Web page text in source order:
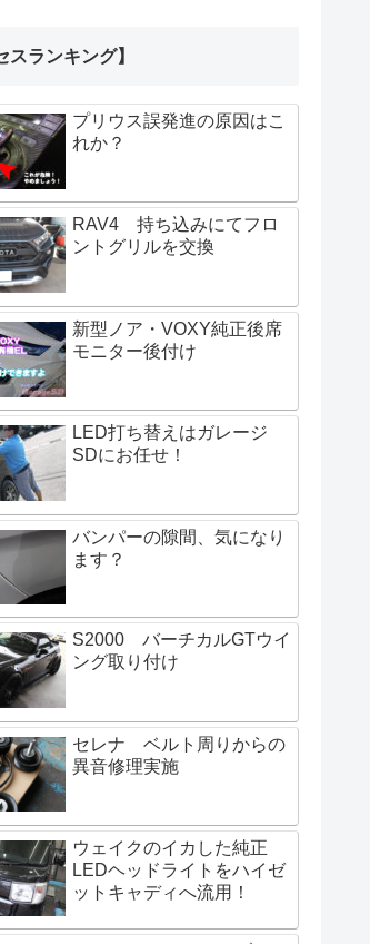
スランキング】
プリウス誤発進の原因はこ
れか？
RAV4 持ち込みにてフロ
ントグリルを交換
新型ノア・VOXY純正後席
モニター後付け
LED打ち替えはガレージ
SDにお任せ！
バンパーの隙間、気になり
ます？
S2000 バーチカルGTウイ
ング取り付け
セレナ ベルト周りからの
異音修理実施
ウェイクのイカした純正
LEDヘッドライトをハイゼ
ットキャディへ流用！